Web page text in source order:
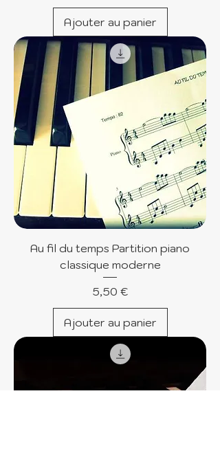
Ajouter au panier
Au fil du temps Partition piano
classique moderne
Prix
5,50 €
Ajouter au panier